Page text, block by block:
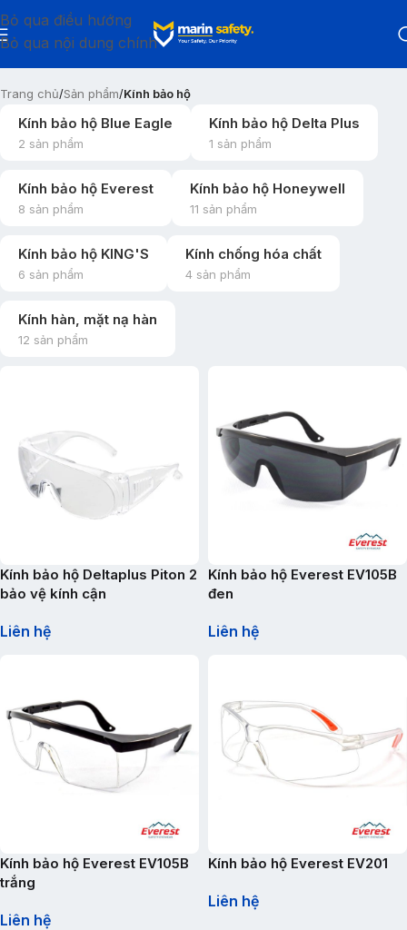
Bỏ qua điều hướng
Bỏ qua nội dung chính
Trang chủ/Sản phẩm/Kính bảo hộ
Kính bảo hộ Blue Eagle
2 sản phẩm
Kính bảo hộ Delta Plus
1 sản phẩm
Kính bảo hộ Everest
8 sản phẩm
Kính bảo hộ Honeywell
11 sản phẩm
Kính bảo hộ KING'S
6 sản phẩm
Kính chống hóa chất
4 sản phẩm
Kính hàn, mặt nạ hàn
12 sản phẩm
Kính bảo hộ Deltaplus Piton 2
bảo vệ kính cận
Liên hệ
Kính bảo hộ Everest EV105B
đen
Liên hệ
Kính bảo hộ Everest EV105B
trắng
Liên hệ
Kính bảo hộ Everest EV201
Liên hệ